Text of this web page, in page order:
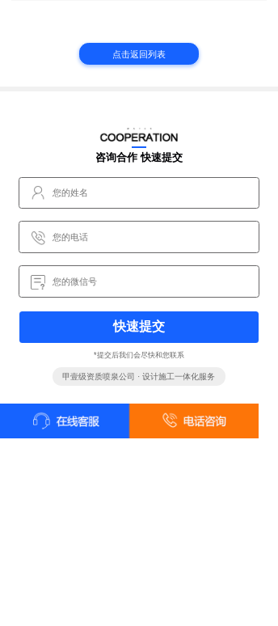
点击返回列表
咨询合作 快速提交
快速提交
*提交后我们会尽快和您联系
甲壹级资质喷泉公司 · 设计施工一体化服务